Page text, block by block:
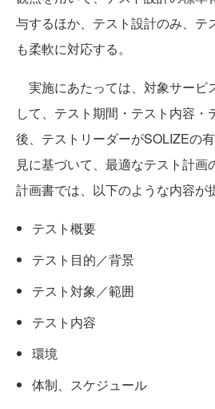
与するほか、テスト設計のみ、テ
も柔軟に対応する。
実施にあたっては、対象サービ
して、テスト期間・テスト内容・
後、テストリーダーがSOLIZEの
見に基づいて、最適なテスト計画
計画書では、以下のような内容が
テスト概要
テスト目的／背景
テスト対象／範囲
テスト内容
環境
体制、スケジュール